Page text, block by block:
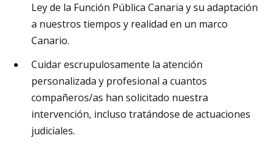
Ley de la Función Pública Canaria y su adaptación
a nuestros tiempos y realidad en un marco
Canario.
Cuidar escrupulosamente la atención
personalizada y profesional a cuantos
compañeros/as han solicitado nuestra
intervención, incluso tratándose de actuaciones
judiciales.